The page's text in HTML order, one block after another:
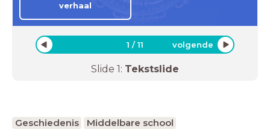
verhaal
1 /11 volgende
Slide 1: Tekstslide
Geschiedenis
Middelbare school